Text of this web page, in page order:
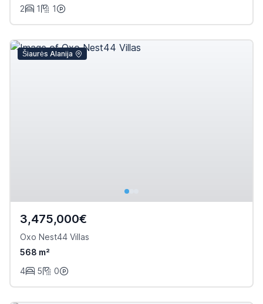
2
1 1
Šiaurės Alanija
3,475,000€
Oxo Nest44 Villas
568 m²
4
5 0